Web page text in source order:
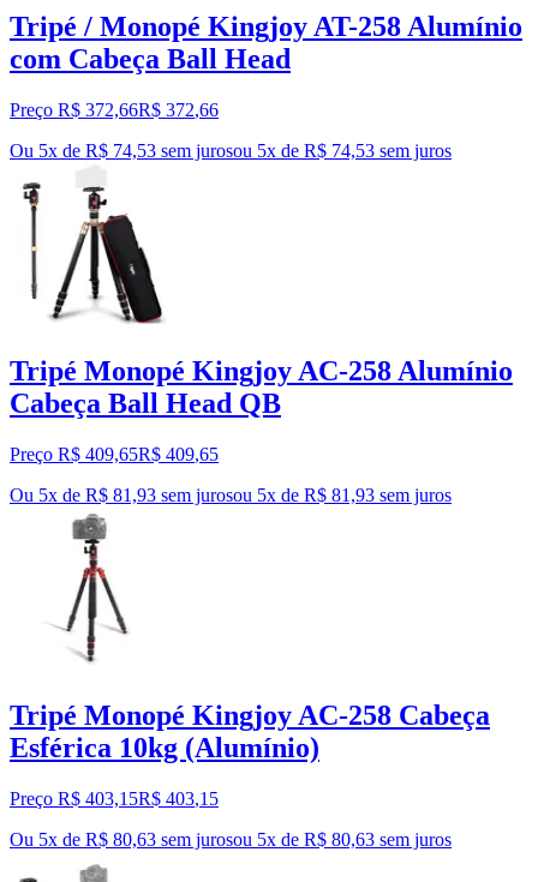
Tripé / Monopé Kingjoy AT-258 Alumínio
com Cabeça Ball Head
Preço R$ 372,66R$ 372,66
Ou 5x de R$ 74,53 sem jurosou 5x de R$ 74,53 sem juros
Tripé Monopé Kingjoy AC-258 Alumínio
Cabeça Ball Head QB
Preço R$ 409,65R$ 409,65
Ou 5x de R$ 81,93 sem jurosou 5x de R$ 81,93 sem juros
Tripé Monopé Kingjoy AC-258 Cabeça
Esférica 10kg (Alumínio)
Preço R$ 403,15R$ 403,15
Ou 5x de R$ 80,63 sem jurosou 5x de R$ 80,63 sem juros